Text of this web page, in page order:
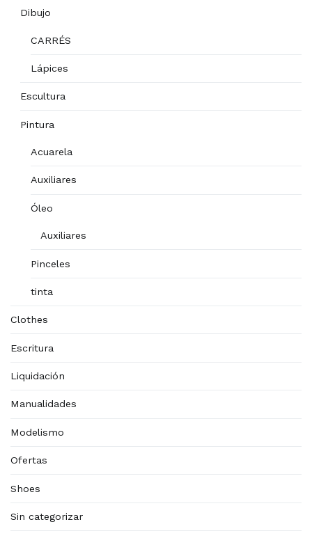
Dibujo
CARRÉS
Lápices
Escultura
Pintura
Acuarela
Auxiliares
Óleo
Auxiliares
Pinceles
tinta
Clothes
Escritura
Liquidación
Manualidades
Modelismo
Ofertas
Shoes
Sin categorizar